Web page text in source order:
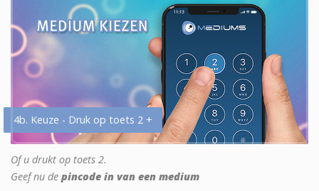
4b. Keuze - Druk op toets 2 +
Of u drukt op toets 2.
Geef nu de pincode in van een medium